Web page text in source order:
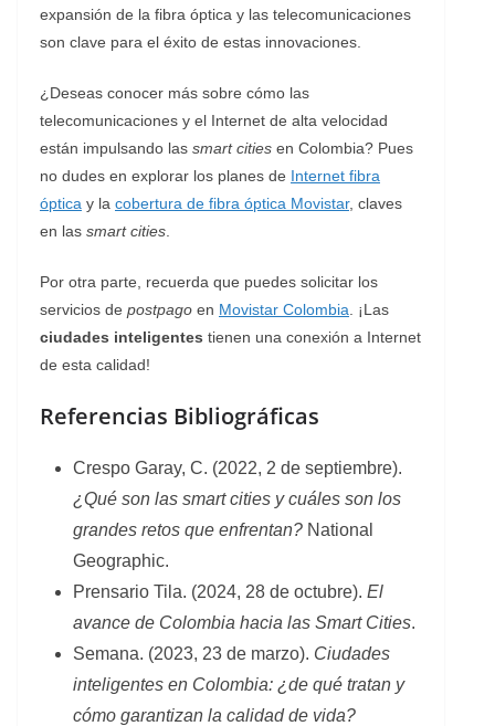
expansión de la fibra óptica y las telecomunicaciones
son clave para el éxito de estas innovaciones.
¿Deseas conocer más sobre cómo las
telecomunicaciones y el Internet de alta velocidad
están impulsando las smart cities en Colombia? Pues
no dudes en explorar los planes de Internet fibra
óptica y la cobertura de fibra óptica Movistar, claves
en las smart cities
Por otra parte, recuerda que puedes solicitar los
servicios de postpago en Movistar Colombia . ¡Las
ciudades inteligentes tienen una conexión a Internet
de esta calidad!
Referencias Bibliográficas
Crespo Garay, C. (2022, 2 de septiembre).
¿Qué son las smart cities y cuáles son los
grandes retos que enfrentan? National
Geographic.
Prensario Tila. (2024, 28 de octubre). El
avance de Colombia hacia las Smart Cities.
Semana. (2023, 23 de marzo). Ciudades
inteligentes en Colombia: ¿de qué tratan y
cómo garantizan la calidad de vida?